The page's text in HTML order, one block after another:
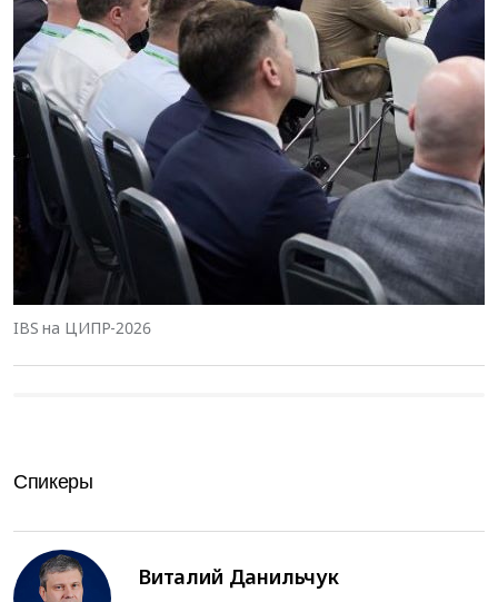
IBS на ЦИПР-2026
Спикеры
Виталий Данильчук